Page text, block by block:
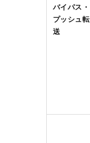
バイパス・
プッシュ転
送